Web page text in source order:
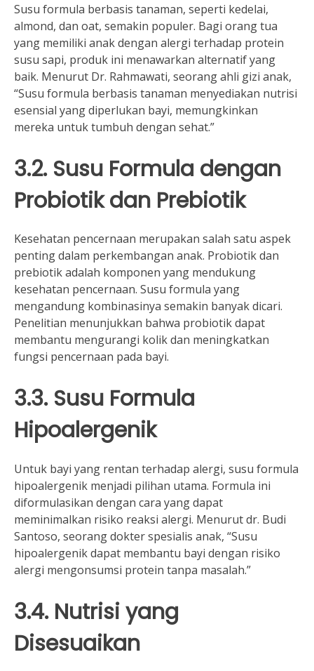
Susu formula berbasis tanaman, seperti kedelai,
almond, dan oat, semakin populer. Bagi orang tua
yang memiliki anak dengan alergi terhadap protein
susu sapi, produk ini menawarkan alternatif yang
baik. Menurut Dr. Rahmawati, seorang ahli gizi anak,
“Susu formula berbasis tanaman menyediakan nutrisi
esensial yang diperlukan bayi, memungkinkan
mereka untuk tumbuh dengan sehat.”
3.2. Susu Formula dengan
Probiotik dan Prebiotik
Kesehatan pencernaan merupakan salah satu aspek
penting dalam perkembangan anak. Probiotik dan
prebiotik adalah komponen yang mendukung
kesehatan pencernaan. Susu formula yang
mengandung kombinasinya semakin banyak dicari.
Penelitian menunjukkan bahwa probiotik dapat
membantu mengurangi kolik dan meningkatkan
fungsi pencernaan pada bayi.
3.3. Susu Formula
Hipoalergenik
Untuk bayi yang rentan terhadap alergi, susu formula
hipoalergenik menjadi pilihan utama. Formula ini
diformulasikan dengan cara yang dapat
meminimalkan risiko reaksi alergi. Menurut dr. Budi
Santoso, seorang dokter spesialis anak, “Susu
hipoalergenik dapat membantu bayi dengan risiko
alergi mengonsumsi protein tanpa masalah.”
3.4. Nutrisi yang
Disesuaikan